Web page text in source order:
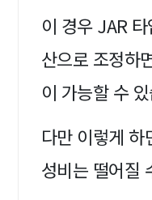
이 경우 JAR
산으로 조정하
이 가능할 수
다만 이렇게
성비는 떨어질